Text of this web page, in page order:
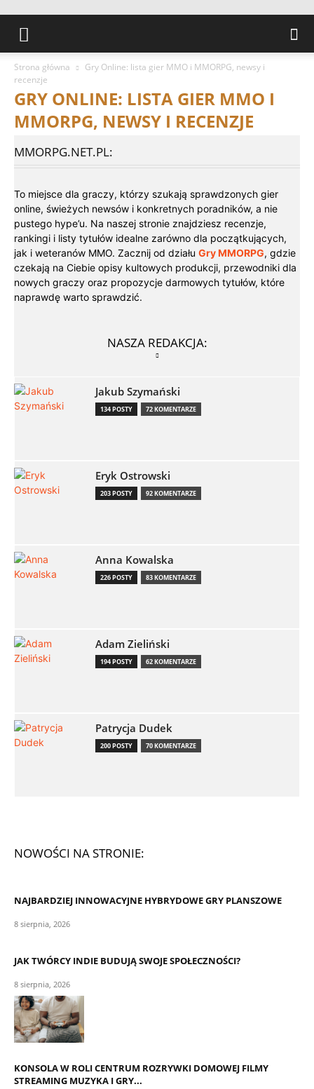
Strona główna
Gry Online: lista gier MMO i MMORPG, newsy i
recenzje
GRY ONLINE: LISTA GIER MMO I
MMORPG, NEWSY I RECENZJE
MMORPG.NET.PL:
To miejsce dla graczy, którzy szukają sprawdzonych gier
online, świeżych newsów i konkretnych poradników, a nie
pustego hype’u. Na naszej stronie znajdziesz recenzje,
rankingi i listy tytułów idealne zarówno dla początkujących,
jak i weteranów MMO. Zacznij od działu Gry MMORPG, gdzie
czekają na Ciebie opisy kultowych produkcji, przewodniki dla
nowych graczy oraz propozycje darmowych tytułów, które
naprawdę warto sprawdzić.
NASZA REDAKCJA:
Jakub Szymański
134 POSTY 72 KOMENTARZE
Eryk Ostrowski
203 POSTY 92 KOMENTARZE
Anna Kowalska
226 POSTY 83 KOMENTARZE
Adam Zieliński
194 POSTY 62 KOMENTARZE
Patrycja Dudek
200 POSTY 70 KOMENTARZE
NOWOŚCI NA STRONIE:
NAJBARDZIEJ INNOWACYJNE HYBRYDOWE GRY PLANSZOWE
8 sierpnia, 2026
JAK TWÓRCY INDIE BUDUJĄ SWOJE SPOŁECZNOŚCI?
8 sierpnia, 2026
KONSOLA W ROLI CENTRUM ROZRYWKI DOMOWEJ FILMY
STREAMING MUZYKA I GRY...